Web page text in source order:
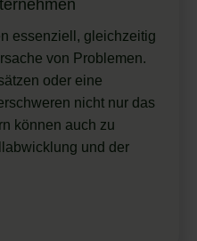
essenziell, gleichzeitig
von Problemen.
oder eine
nicht nur das
können auch zu
und der